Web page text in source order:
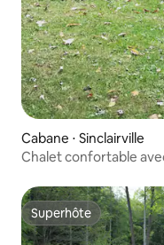
Cabane ⋅ Sinclairville
Chalet confortable
Superhôte
Superhôte